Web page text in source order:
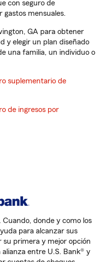
con seguro de
gastos mensuales.
GA para obtener
y elegir un plan diseñado
una familia, un individuo o
suplementario de
de ingresos por
Cuando, donde y como los
para alcanzar sus
su primera y mejor opción
entre U.S. Bank® y